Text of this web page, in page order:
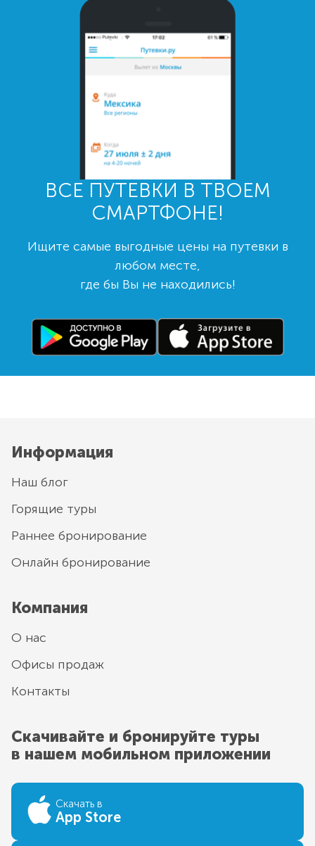
ВСЕ ПУТЕВКИ В ТВОЕМ
СМАРТФОНЕ!
Ищите самые выгодные цены на путевки в
любом месте,
где бы Вы не находились!
Информация
Наш блог
Горящие туры
Раннее бронирование
Онлайн бронирование
Компания
О нас
Офисы продаж
Контакты
Скачивайте и бронируйте туры
в нашем мобильном приложении
Скачать в
App Store